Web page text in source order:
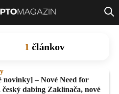
1 článkov
novinky] – Nové Need for
český dabing Zaklínača, nové